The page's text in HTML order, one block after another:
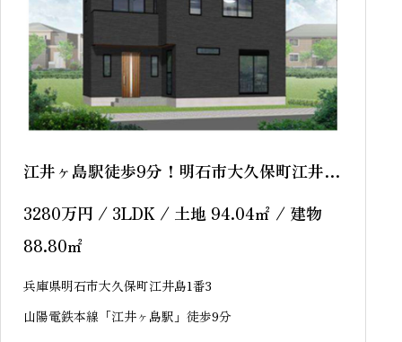
江井ヶ島駅徒歩9分！明石市大久保町江井
3280万円 / 3LDK / 土地 94.04㎡ / 建物
88.80㎡
兵庫県明石市大久保町江井島1番3
山陽電鉄本線「江井ヶ島駅」徒歩9分